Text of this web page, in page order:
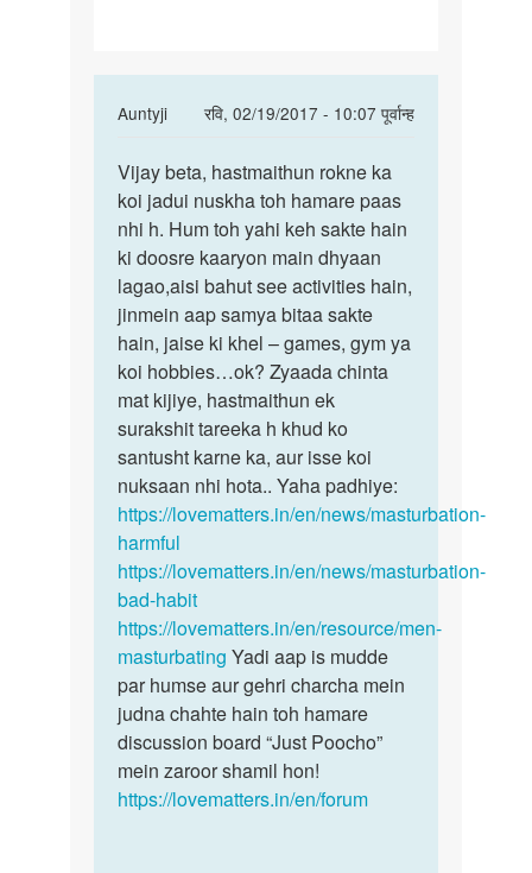
Auntyji
रवि, 02/19/2017 - 10:07 पूर्वान्ह
In
to
MAI
HASTMAUTHUN
BAHUT
KARTA
by
VIJAY
KUMAR
GUPTA
Vijay
beta,
hastmaithun
rokne
Vijay beta, hastmaithun rokne ka
koi jadui nuskha toh hamare paas
nhi h. Hum toh yahi keh sakte hain
ki doosre kaaryon main dhyaan
lagao,aisi bahut see activities hain,
jinmein aap samya bitaa sakte
hain, jaise ki khel – games, gym ya
koi hobbies…ok? Zyaada chinta
mat kijiye, hastmaithun ek
surakshit tareeka h khud ko
santusht karne ka, aur isse koi
nuksaan nhi hota.. Yaha padhiye:
https://lovematters.in/en/news/masturbation-
harmful
https://lovematters.in/en/news/masturbation-
bad-habit
https://lovematters.in/en/resource/men-
masturbating Yadi aap is mudde
par humse aur gehri charcha mein
judna chahte hain toh hamare
discussion board “Just Poocho”
mein zaroor shamil hon!
https://lovematters.in/en/forum